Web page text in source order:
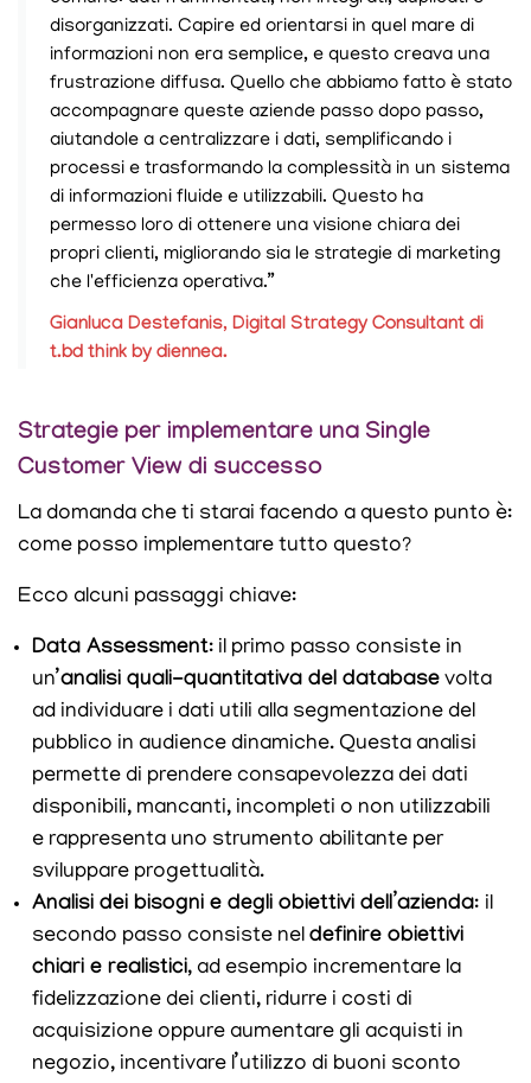
disorganizzati. Capire ed orientarsi in quel mare di
informazioni non era semplice, e questo creava una
frustrazione diffusa. Quello che abbiamo fatto è stato
accompagnare queste aziende passo dopo passo,
aiutandole a centralizzare i dati, semplificando i
processi e trasformando la complessità in un sistema
di informazioni fluide e utilizzabili. Questo ha
permesso loro di ottenere una visione chiara dei
propri clienti, migliorando sia le strategie di marketing
che l'efficienza operativa.”
Gianluca Destefanis, Digital Strategy Consultant di
t.bd think by diennea.
Strategie per implementare una Single
Customer View di successo
La domanda che ti starai facendo a questo punto è:
come posso implementare tutto questo?
Ecco alcuni passaggi chiave:
Data Assessment: il primo passo consiste in
un’analisi quali-quantitativa del database volta
ad individuare i dati utili alla segmentazione del
pubblico in audience dinamiche. Questa analisi
permette di prendere consapevolezza dei dati
disponibili, mancanti, incompleti o non utilizzabili
e rappresenta uno strumento abilitante per
sviluppare progettualità.
Analisi dei bisogni e degli obiettivi dell’azienda: il
secondo passo consiste nel definire obiettivi
chiari e realistici, ad esempio incrementare la
fidelizzazione dei clienti, ridurre i costi di
acquisizione oppure aumentare gli acquisti in
negozio, incentivare l’utilizzo di buoni sconto